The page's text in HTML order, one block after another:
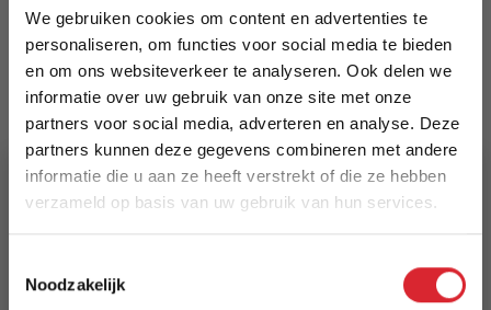
We gebruiken cookies om content en advertenties te
personaliseren, om functies voor social media te bieden
en om ons websiteverkeer te analyseren. Ook delen we
informatie over uw gebruik van onze site met onze
partners voor social media, adverteren en analyse. Deze
partners kunnen deze gegevens combineren met andere
informatie die u aan ze heeft verstrekt of die ze hebben
verzameld op basis van uw gebruik van hun services.
Noodzakelijk
Informeer naar de actuele levertijd
Kleur
6444
Maat
240 x 330 cm
330 cm